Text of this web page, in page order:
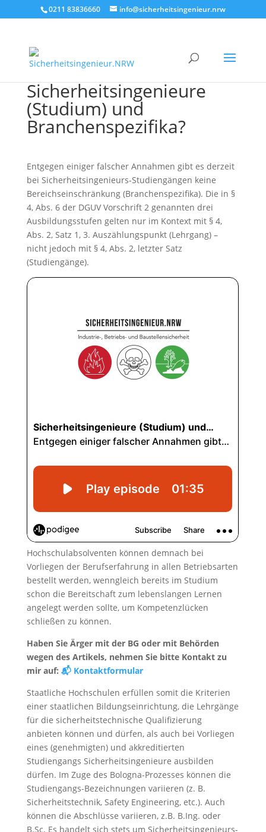
0211 83836660 info@sicherheitsingenieur.nrw
Sicherheitsingenieure
(Studium) und
Branchenspezifika?
Entgegen einiger falscher Annahmen gibt es derzeit
bei Sicherheitsingenieurs-Studiengängen keine
Bereichseinschränkung (Branchenspezifika). Die in §
4, Abs. 6 der DGUV Vorschrift 2 genannten drei
Ausbildungsstufen gelten nur im Kontext mit § 4,
Abs. 2, Satz 1, 3. Auszählungspunkt (Lehrgang) –
nicht jedoch mit § 4, Abs. 2, letzter Satz
(Studiengänge).
Hochschulabsolventen können demnach bei
Vorliegen der Berufserfahrung in allen Betriebsarten
bestellt werden, wenngleich bereits im Studium
schon die Bereitschaft zum lebenslangen Lernen
angelegt werden sollte, um Kompetenzlücken
schließen zu können.
Haben Sie Ärger mit der BG oder mit Behörden
wegen des Artikels, nehmen Sie bitte Kontakt zu
mir auf: 📬 Kontaktformular
Staatliche Hochschulen erfüllen somit die Kriterien
einer staatlichen Bildungseinrichtung, die Lehrgänge
für die sicherheitstechnische Qualifizierung
anbieten können und dürfen, als auch bei Vorliegen
eines (genehmigten) und akkreditierten
Studiengangs Sicherheitsingenieure ausbilden
dürfen. Im Zuge des Bologna-Prozesses können die
Studiengangs-Bezeichnungen variieren (z. B.
Sicherheitstechnik, Safety Engineering, etc.). Auch
können die Abschlüsse variieren, z.B. B.Ing. oder
B.Sc. Es handelt sich stets um Sicherheitsingenieurs-